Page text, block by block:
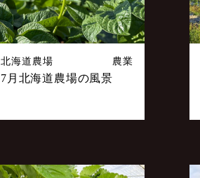
北海道農場 農業
7月北海道農場の風景